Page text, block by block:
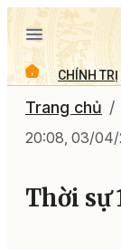
CHÍNH TRỊ
Trang chủ
20:08, 03/
Thời sự